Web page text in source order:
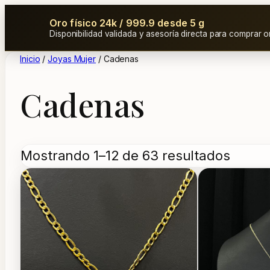
Oro físico 24k / 999.9 desde 5 g
Disponibilidad validada y asesoría directa para comprar
Inicio /Joyas Mujer / Cadenas
Cadenas
Mostrando 1–12 de 63 resultados
últimos